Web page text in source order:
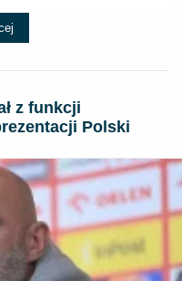
z funkcji
Polski